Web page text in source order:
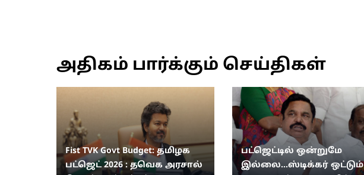
அதிகம் பார்க்கும் செய்திகள்
Fist TVK Govt Budget: தமிழக
பட்ஜெட் 2026 : தவெக அரசால்
பட்ஜெட்டில் ஒன்றுமே
இல்லை...ஸ்டிக்கர் ஒட்டும்